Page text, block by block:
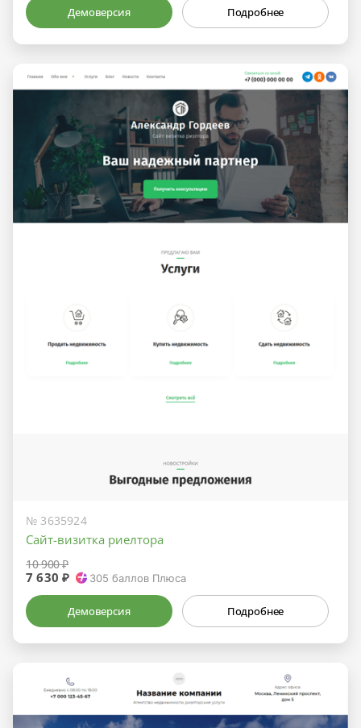
Демоверсия Подробнее
№ 3635924
Сайт-визитка риелтора
10 900 ₽
7 630 ₽ 305 баллов Плюса
Демоверсия Подробнее